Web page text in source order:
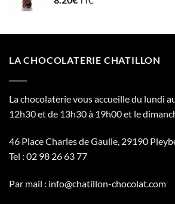
LA CHOCOLATERIE CHATILLON
La chocolaterie vous accueille du lundi
12h30 et de 13h30 à 19h00 et le
46 Place Charles de Gaulle, 29190
Tel : 02 98 26 63 77
Par mail : info@chatillon-chocolat.com